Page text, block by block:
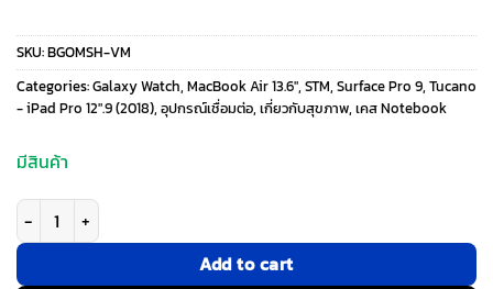
price
was:
price
is:
SKU:BGOMSH-VM
Categories:Galaxy Watch, MacBook Air 13.6″, STM, Surface Pro 9, Tucano
- iPad Pro 12".9 (2018), อุปกรณ์เชื่อมต่อ, เกี่ยวกับสุขภาพ, เคส Notebook
มีสินค้า
จำนวน Tucano รุ่น GOMMO Shopper - กระเป๋าถือ Laptop 14"/
Add to cart